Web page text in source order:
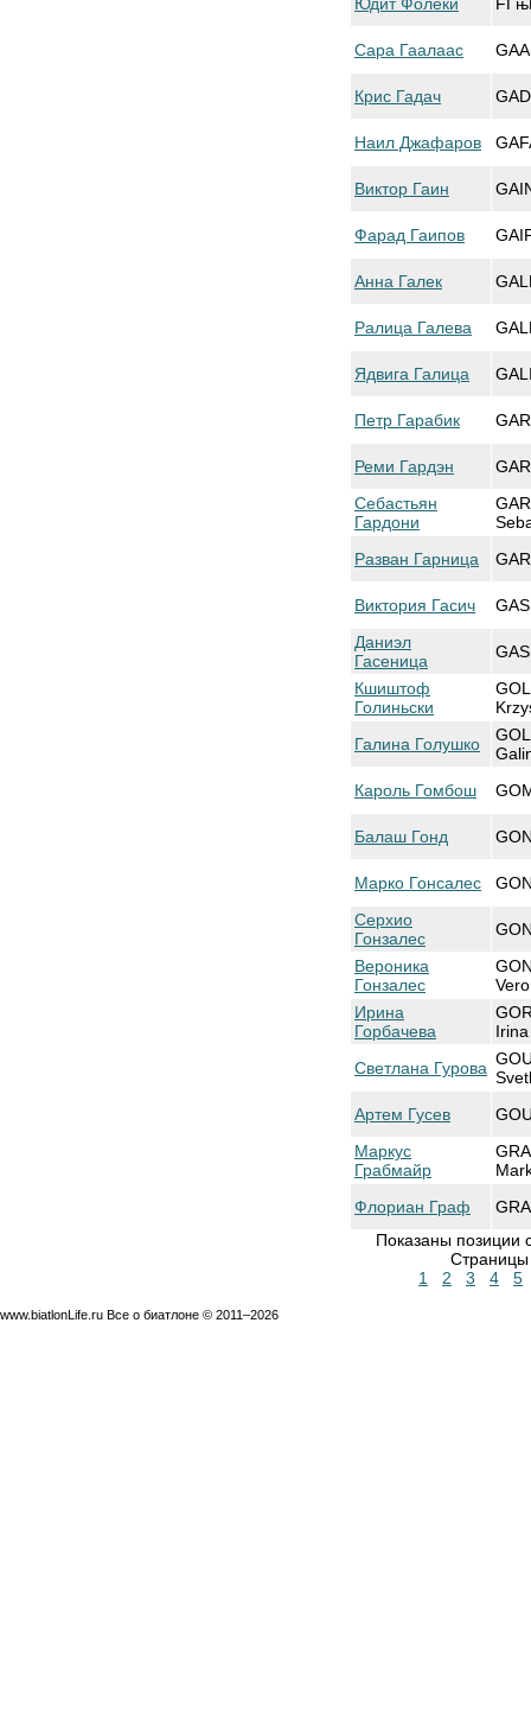
Сара Гаалаас
Крис Гадач
Наил Джафаров
Виктор Гаин
Фарад Гаипов
Анна Галек
Ралица Галева
Ядвига Галица
Петр Гарабик
Реми Гардэн
Себастьян
Гардони
Разван Гарница
Виктория Гасич
Даниэл
Гасеница
Кшиштоф
Голиньски
Галина Голушко
Кароль Гомбош
Балаш Гонд
Марко Гонсалес
Серхио
Гонзалес
Вероника
Гонзалес
Ирина
Горбачева
Irina
Светлана Гурова
Артем Гусев
Маркус
Грабмайр
Флориан Граф
Показаны позиции
1
2 3 4 5
www.biatlonLife.ru Все о биатлоне © 2011–2026